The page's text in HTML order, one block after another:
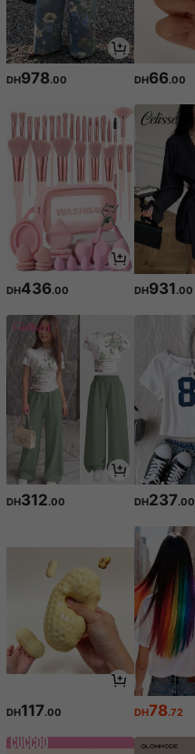
DH978.00 DH66.00
DH436.00 DH931 .00
DH312.00 DH237.00
DH117.00 DH78.72